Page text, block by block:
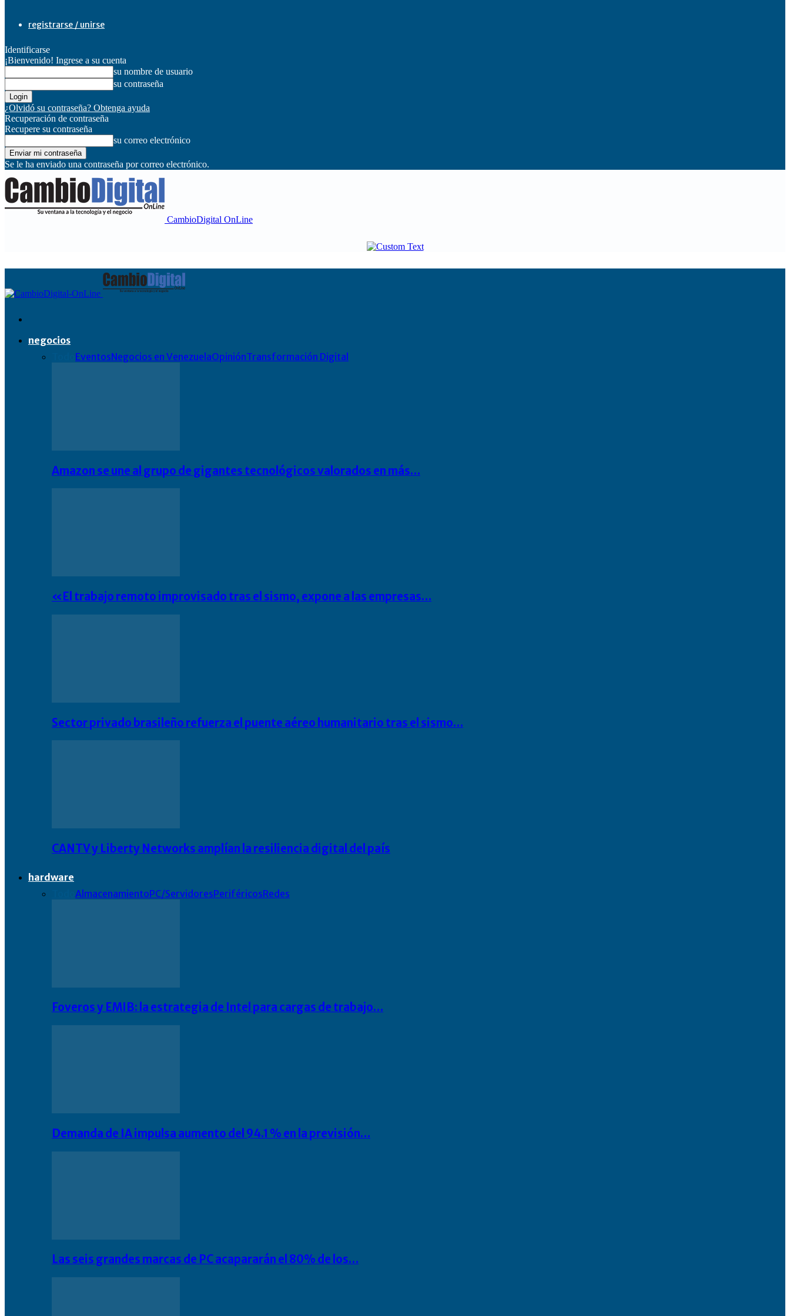
registrarse / unirse
Identificarse
¡Bienvenido! Ingrese a su cuenta
su nombre de usuario
su contraseña
¿Olvidó su contraseña? Obtenga ayuda
Recuperación de contraseña
Recupere su contraseña
su correo electrónico
Se le ha enviado una contraseña por correo electrónico.
CambioDigital OnLine
negocios
EventosNegocios en VenezuelaOpiniónTransformación Digital
Amazon se une al grupo de gigantes tecnológicos valorados en más…
«El trabajo remoto improvisado tras el sismo, expone a las empresas…
Sector privado brasileño refuerza el puente aéreo humanitario tras el sismo…
CANTV y Liberty Networks amplían la resiliencia digital del país
hardware
AlmacenamientoPC/ServidoresPeriféricosRedes
Foveros y EMIB: la estrategia de Intel para cargas de trabajo…
Demanda de IA impulsa aumento del 94.1 % en la previsión…
Las seis grandes marcas de PC acapararán el 80% de los…